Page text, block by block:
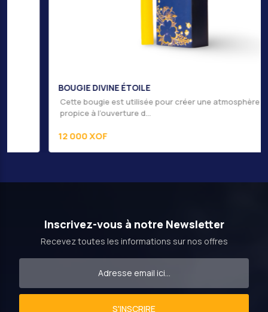
BOUGIE DIVINE ÉTOILE
Cette bougie est utilisée pour créer une atmosphère
propice à l’ouverture d...
12 000 XOF
Inscrivez-vous à notre Newsletter
Recevez toutes les informations sur nos offres
S'INSCRIRE